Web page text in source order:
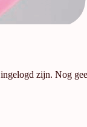
zijn. Nog